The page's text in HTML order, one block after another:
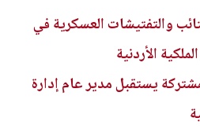
والتفتيشات العسكرية في
الأردنية
يستقبل مدير عام إدارة